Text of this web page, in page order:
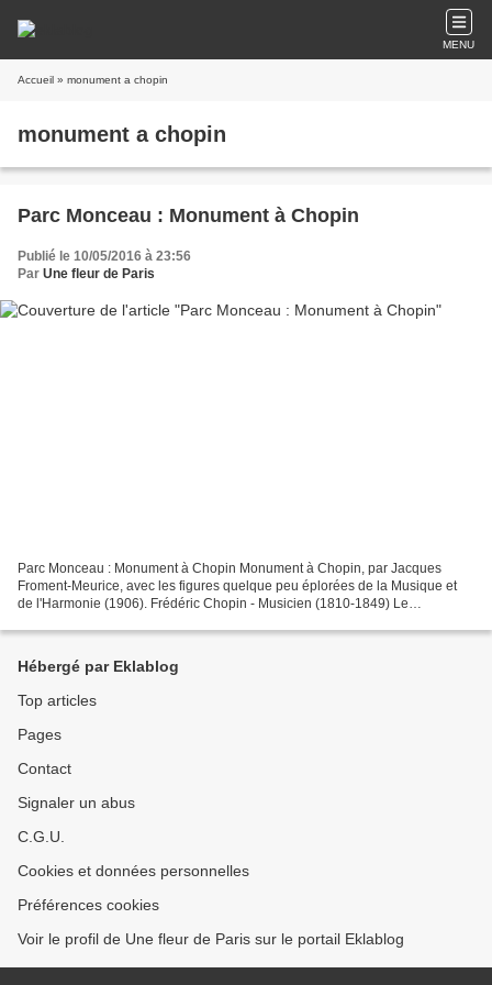
MENU
Accueil » monument a chopin
monument a chopin
Parc Monceau : Monument à Chopin
Publié le 10/05/2016 à 23:56
Par Une fleur de Paris
Parc Monceau : Monument à Chopin Monument à Chopin, par Jacques
Froment-Meurice, avec les figures quelque peu éplorées de la Musique et
de l'Harmonie (1906). Frédéric Chopin - Musicien (1810-1849) Le
Hébergé par Eklablog
Top articles
Pages
Contact
Signaler un abus
C.G.U.
Cookies et données personnelles
Préférences cookies
Voir le profil de Une fleur de Paris sur le portail Eklablog